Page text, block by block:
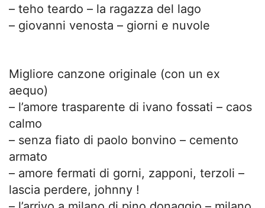
– teho teardo – la ragazza del lago
– giovanni venosta – giorni e nuvole
Migliore canzone originale (con un ex
aequo)
– l’amore trasparente di ivano fossati – caos
calmo
– senza fiato di paolo bonvino – cemento
armato
– amore fermati di gorni, zapponi, terzoli –
lascia perdere, johnny !